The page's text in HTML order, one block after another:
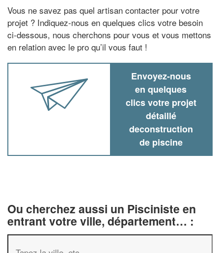
Vous ne savez pas quel artisan contacter pour votre
projet ? Indiquez-nous en quelques clics votre besoin
ci-dessous, nous cherchons pour vous et vous mettons
en relation avec le pro qu’il vous faut !
Envoyez-nous
en quelques
clics votre projet
détaillé
deconstruction
de piscine
Ou cherchez aussi un Pisciniste en
entrant votre ville, département… :